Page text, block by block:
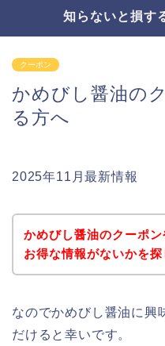
知らないと損す
クーポン
かめびし醤油の
る方へ
2025年11月最新情報
かめびし醤油のクーポ
お得な情報がないかを
なのでかめびし醤油に興
だけると幸いです。